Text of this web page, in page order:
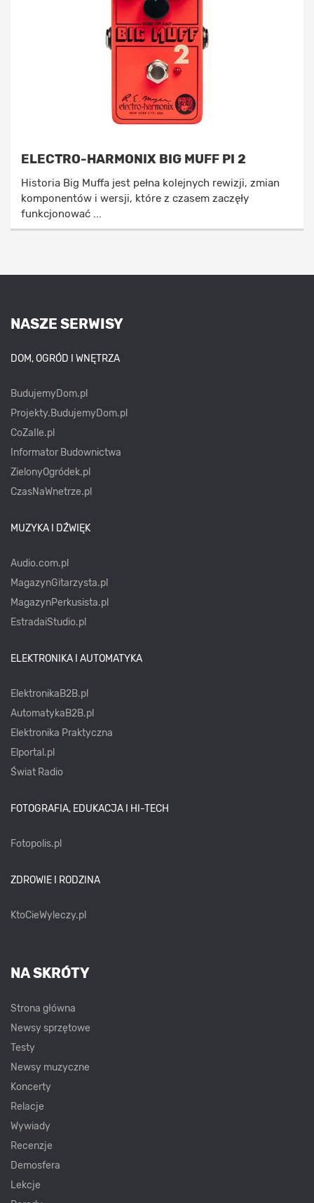
ELECTRO-HARMONIX BIG MUFF PI 2
Historia Big Muffa jest pełna kolejnych rewizji, zmian
komponentów i wersji, które z czasem zaczęły
funkcjonować ...
NASZE SERWISY
DOM, OGRÓD I WNĘTRZA
BudujemyDom.pl
Projekty.BudujemyDom.pl
CoZaIle.pl
Informator Budownictwa
ZielonyOgródek.pl
CzasNaWnetrze.pl
MUZYKA I DŹWIĘK
Audio.com.pl
MagazynGitarzysta.pl
MagazynPerkusista.pl
EstradaiStudio.pl
ELEKTRONIKA I AUTOMATYKA
ElektronikaB2B.pl
AutomatykaB2B.pl
Elektronika Praktyczna
Elportal.pl
Świat Radio
FOTOGRAFIA, EDUKACJA I HI-TECH
Fotopolis.pl
ZDROWIE I RODZINA
KtoCieWyleczy.pl
NA SKRÓTY
Strona główna
Newsy sprzętowe
Testy
Newsy muzyczne
Koncerty
Relacje
Wywiady
Recenzje
Demosfera
Lekcje